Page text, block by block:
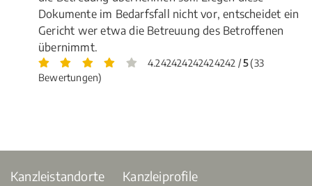
Dokumente im Bedarfsfall nicht vor, entscheidet ein
Gericht wer etwa die Betreuung des Betroffenen
übernimmt.
4.242424242424242 /5(33
Bewertungen)
Kanzleistandorte Kanzleiprofile